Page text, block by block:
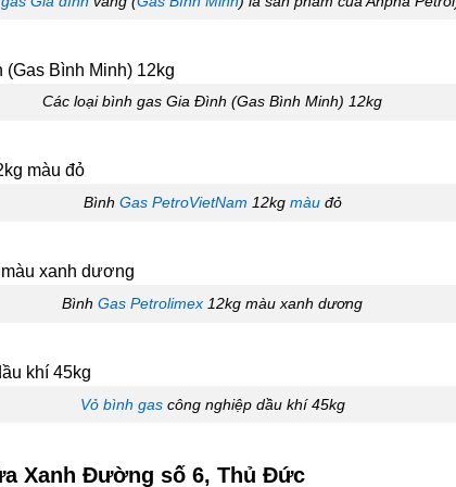
Các loại bình gas Gia Đình (Gas Bình Minh) 12kg
Bình Gas PetroVietNam 12kg màuđỏ
BìnhGas Petrolimex 12kg màu xanh dương
Vỏ bình gascông nghiệp dầu khí 45kg
Xanh Đường số 6, Thủ Đức